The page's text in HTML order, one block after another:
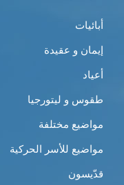
أبائيات
إيمان و عقيدة
أعياد
طقوس و ليتورجيا
مواضيع مختلفة
مواضيع للأسر الحركية
قدّيسون